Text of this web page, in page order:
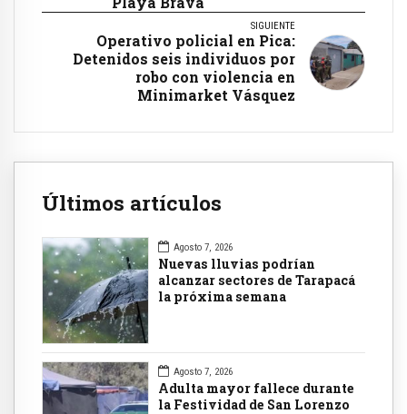
SIGUIENTE
Operativo policial en Pica:
Detenidos seis individuos por
robo con violencia en
Minimarket Vásquez
Últimos artículos
Agosto 7, 2026
Nuevas lluvias podrían
alcanzar sectores de Tarapacá
la próxima semana
Agosto 7, 2026
Adulta mayor fallece durante
la Festividad de San Lorenzo